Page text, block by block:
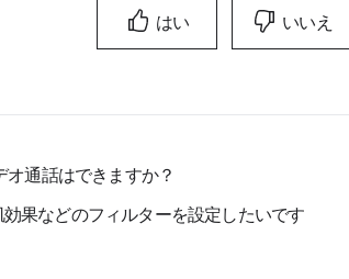
はい いいえ
通話はできますか？
果などのフィルターを設定したいです